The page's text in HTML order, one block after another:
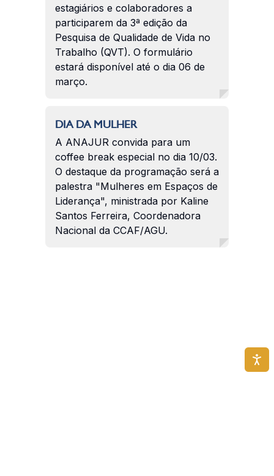
estagiários e colaboradores a
participarem da 3ª edição da
Pesquisa de Qualidade de Vida no
Trabalho (QVT). O formulário
estará disponível até o dia 06 de
março.
DIA DA MULHER
A ANAJUR convida para um
coffee break especial no dia 10/03.
O destaque da programação será a
palestra "Mulheres em Espaços de
Liderança", ministrada por Kaline
Santos Ferreira, Coordenadora
Nacional da CCAF/AGU.